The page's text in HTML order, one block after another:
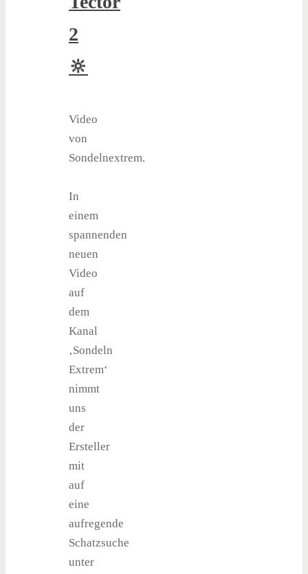
2
🔆
Video
von
Sondelnextrem.
In
einem
spannenden
neuen
Video
auf
dem
Kanal
‚Sondeln
Extrem‘
nimmt
uns
der
Ersteller
mit
auf
eine
aufregende
Schatzsuche
unter